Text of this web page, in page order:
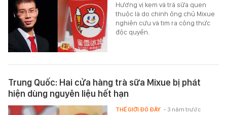
Hương vị kem và trà sữa quen
thuộc là do chính ông chủ Mixue
nghiên cứu và tìm ra công thức
độc quyền.
Trung Quốc: Hai cửa hàng trà sữa Mixue bị phát
hiện dùng nguyên liệu hết hạn
THẾ GIỚI ĐÓ ĐÂY - 3 năm trước